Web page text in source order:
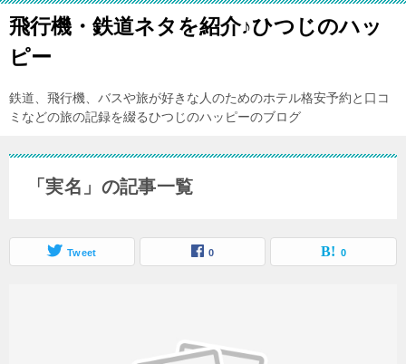
飛行機・鉄道ネタを紹介♪ひつじのハッ
ピー
鉄道、飛行機、バスや旅が好きな人のためのホテル格安予約と口コ
ミなどの旅の記録を綴るひつじのハッピーのブログ
「実名」の記事一覧
Tweet 0 0